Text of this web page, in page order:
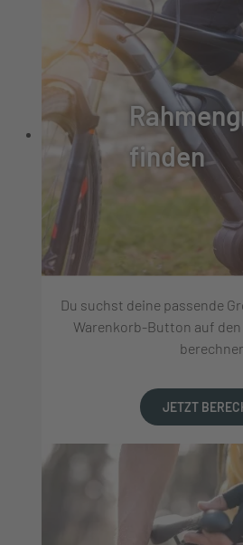
finden
Du suchst deine passende
Warenkorb-Button auf den
JETZT